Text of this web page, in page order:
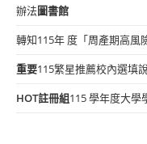
辦法圖書館
轉知115年 度「周產期高風
重要115繁星推薦校內選填
HOT註冊組115 學年度大學